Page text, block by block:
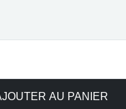
AU PANIER